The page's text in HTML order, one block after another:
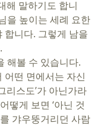
해 말하기도 합니
을 높이는 세례 요한
합니다. 그렇게 남을
해볼 수 있습니다.
어떤 면에서는 자신
리스도’가 아닌가라
떻게 보면 ‘아닌 것
갸우뚱거리던 사람